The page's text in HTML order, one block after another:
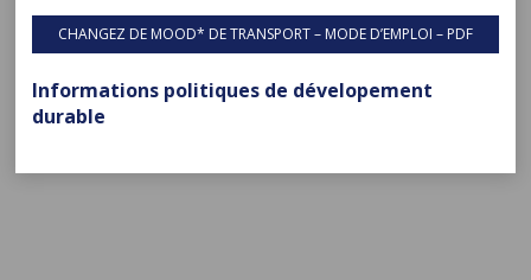
CHANGEZ DE MOOD* DE TRANSPORT – MODE D’EMPLOI – PDF
Informations politiques de dévelopement
durable